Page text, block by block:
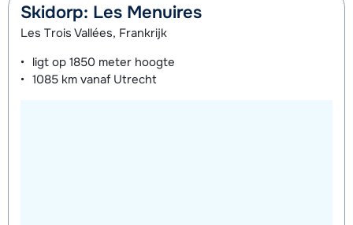
Skidorp: Les Menuires
Les Trois Vallées, Frankrijk
ligt op 1850 meter hoogte
1085 km vanaf Utrecht